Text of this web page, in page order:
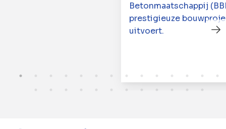
Betonmaatschappij
prestigieuze
uitvoert.